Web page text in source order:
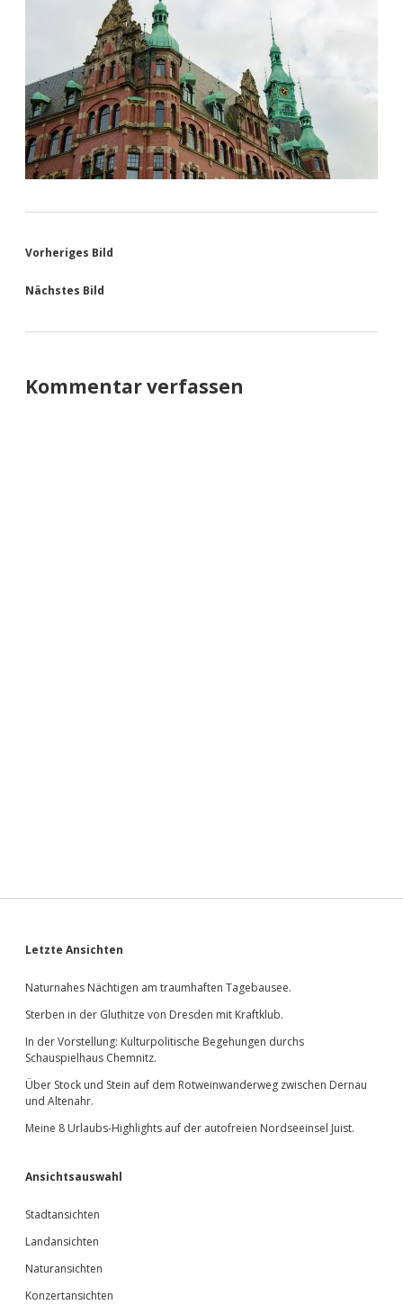
Vorheriges Bild
Nächstes Bild
Kommentar verfassen
Sidebar
Letzte Ansichten
Naturnahes Nächtigen am traumhaften Tagebausee.
Sterben in der Gluthitze von Dresden mit Kraftklub.
In der Vorstellung: Kulturpolitische Begehungen durchs
Schauspielhaus Chemnitz.
Über Stock und Stein auf dem Rotweinwanderweg zwischen Dernau
und Altenahr.
Meine 8 Urlaubs-Highlights auf der autofreien Nordseeinsel Juist.
Ansichtsauswahl
Stadtansichten
Landansichten
Naturansichten
Konzertansichten